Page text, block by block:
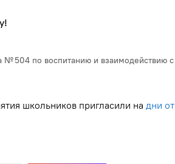
504 по воспитанию и взаимодействию
школьников пригласили на дни